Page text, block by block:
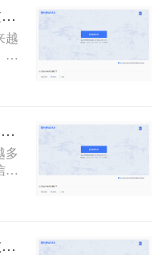
照片上的文字怎么转成word文档？分享2种方法，简单易学！
越
我
将
地
怎么将图片的文字转换成文本？这里教你3种方法！
多
图片怎么转换成word文档？教你3种简单方法！